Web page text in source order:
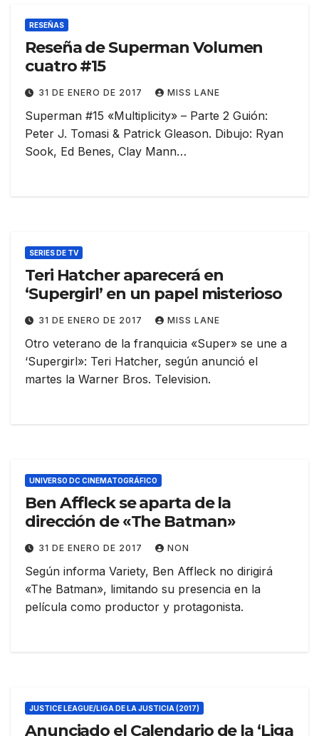
RESEÑAS
Reseña de Superman Volumen
cuatro #15
31 DE ENERO DE 2017 MISS LANE
Superman #15 «Multiplicity» – Parte 2 Guión:
Peter J. Tomasi & Patrick Gleason. Dibujo: Ryan
Sook, Ed Benes, Clay Mann…
SERIES DE TV
Teri Hatcher aparecerá en
‘Supergirl’ en un papel misterioso
31 DE ENERO DE 2017 MISS LANE
Otro veterano de la franquicia «Super» se une a
‘Supergirl»: Teri Hatcher, según anunció el
martes la Warner Bros. Television.
UNIVERSO DC CINEMATOGRÁFICO
Ben Affleck se aparta de la
dirección de «The Batman»
31 DE ENERO DE 2017 NON
Según informa Variety, Ben Affleck no dirigirá
«The Batman», limitando su presencia en la
película como productor y protagonista.
JUSTICE LEAGUE/LIGA DE LA JUSTICIA (2017)
Anunciado el Calendario de la ‘Liga